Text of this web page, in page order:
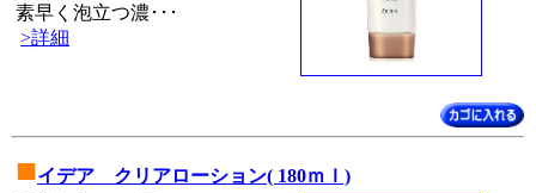
素早く泡立つ濃･･･
>詳細
■イデア クリアローション( 180ｍｌ)